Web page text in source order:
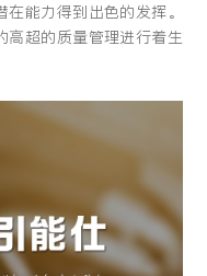
能力得到出色的发挥。
高超的质量管理进行着生